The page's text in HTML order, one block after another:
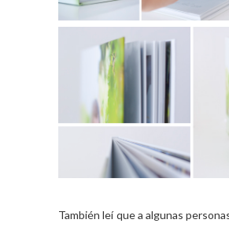
También leí que a algunas